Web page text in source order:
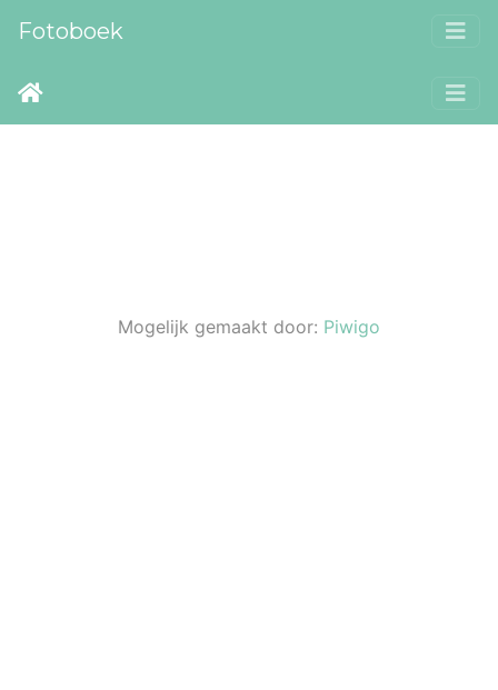
Fotoboek
Mogelijk gemaakt door: Piwigo